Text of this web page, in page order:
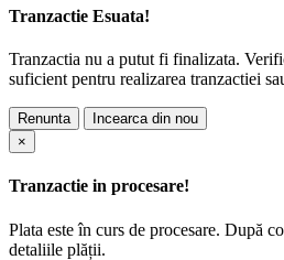
Tranzactie Esuata!
Tranzactia nu a putut fi finalizata.
suficient pentru realizarea tranzactiei
Renunta
Incearca din nou
×
Tranzactie in procesare!
Plata este în curs de procesare. După
detaliile plății.